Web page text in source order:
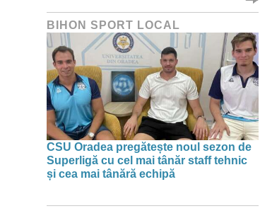
BIHON SPORT LOCAL
CSU Oradea pregătește noul sezon de
Superligă cu cel mai tânăr staff tehnic
și cea mai tânără echipă